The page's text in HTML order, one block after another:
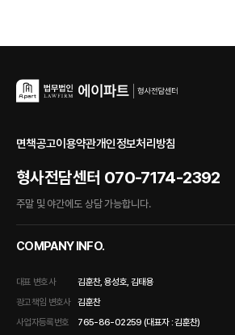
면책공고이용약관개인정보처리방침
COMPANY INFO.
대표 변호사
김훈찬, 용성호, 김태용
광고책임 변호사
김훈찬
사업자등록번호
765-86-02259 (대표자 : 김훈찬)
형사전담센터 070-7174-2392
주말 및 야간에도 상담 가능합니다.